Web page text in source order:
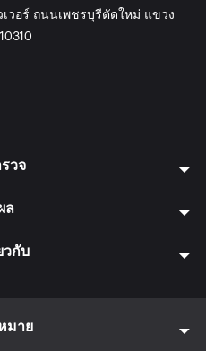
วอร์ ถนนเพชรบุรีตัดใหม่ แขวง
วจ
ล
วกับ
มาย